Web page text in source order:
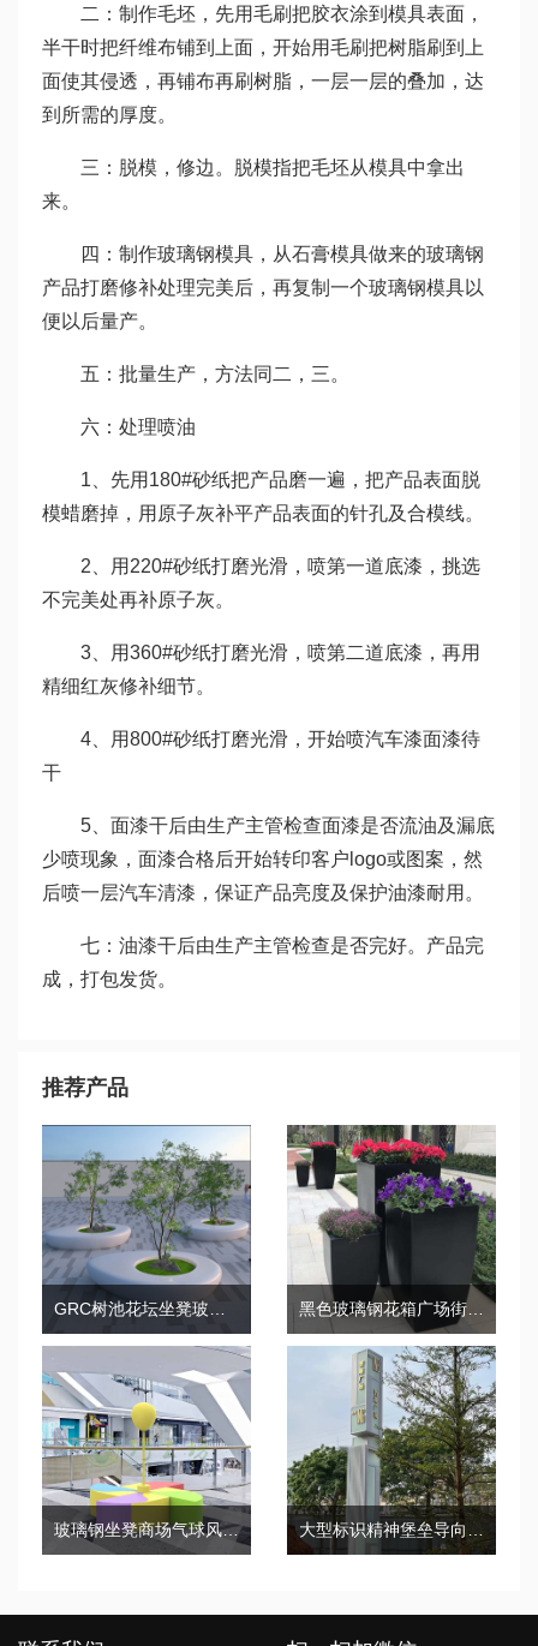
二：制作毛坯，先用毛刷把胶衣涂到模具表面，
半干时把纤维布铺到上面，开始用毛刷把树脂刷到上
面使其侵透，再铺布再刷树脂，一层一层的叠加，达
到所需的厚度。
三：脱模，修边。脱模指把毛坯从模具中拿出
来。
四：制作玻璃钢模具，从石膏模具做来的玻璃钢
产品打磨修补处理完美后，再复制一个玻璃钢模具以
便以后量产。
五：批量生产，方法同二，三。
六：处理喷油
1、先用180#砂纸把产品磨一遍，把产品表面脱
模蜡磨掉，用原子灰补平产品表面的针孔及合模线。
2、用220#砂纸打磨光滑，喷第一道底漆，挑选
不完美处再补原子灰。
3、用360#砂纸打磨光滑，喷第二道底漆，再用
精细红灰修补细节。
4、用800#砂纸打磨光滑，开始喷汽车漆面漆待
干
5、面漆干后由生产主管检查面漆是否流油及漏底
少喷现象，面漆合格后开始转印客户logo或图案，然
后喷一层汽车清漆，保证产品亮度及保护油漆耐用。
七：油漆干后由生产主管检查是否完好。产品完
成，打包发货。
推荐产品
GRC树池花坛坐凳玻璃钢景观异形种植池 黑色玻璃钢花箱广场街区市政园林绿化花盆
玻璃钢坐凳商场气球风车休闲座椅户外创意卡通凳子 大型标识精神堡垒导向牌停车场景区指示牌